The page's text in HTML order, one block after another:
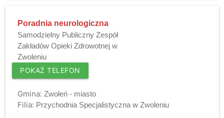
Poradnia neurologiczna
Samodzielny Publiczny Zespół
Zakładów Opieki Zdrowotnej w
Zwoleniu
POKAŻ TELEFON
Gmina: Zwoleń - miasto
Filia: Przychodnia Specjalistyczna w Zwoleniu